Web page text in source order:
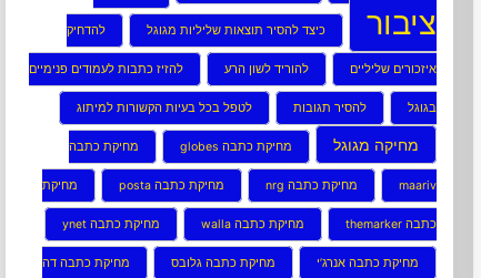
ציבור
כיצד להסיר תוצאות שליליות מגוגל להדחיק
איזכורים שליליים להוריד לשון הרע להזיז כתבות לעמודים פנימיים
בגוגל להסיר תגובות לטפל בכל בעיות הקשורות למיתוג
מחיקה מגוגל מחיקת כתבה globes מחיקת כתבה
maariv מחיקת כתבה nrg מחיקת כתבה posta מחיקת
כתבה themarker מחיקת כתבה walla מחיקת כתבה ynet
מחיקת כתבה אנרג’י מחיקת כתבה גלובס מחיקת כתבה דה